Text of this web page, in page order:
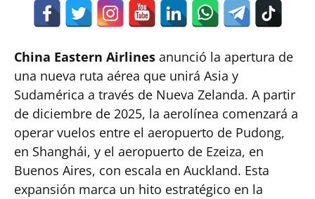
China Eastern Airlines anunció la apertura de
una nueva ruta aérea que unirá Asia y
Sudamérica a través de Nueva Zelanda. A partir
de diciembre de 2025, la aerolínea comenzará a
operar vuelos entre el aeropuerto de Pudong,
en Shanghái, y el aeropuerto de Ezeiza, en
Buenos Aires, con escala en Auckland. Esta
expansión marca un hito estratégico en la